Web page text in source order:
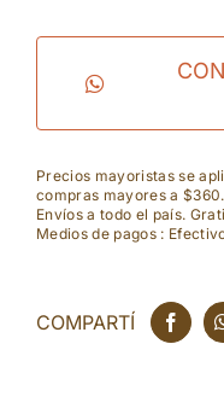
Cabernet
Precios mayoristas se
compras mayores a
Envíos a todo el país.
Medios de pagos :
COMPARTÍ